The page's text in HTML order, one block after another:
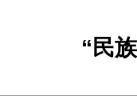
“民